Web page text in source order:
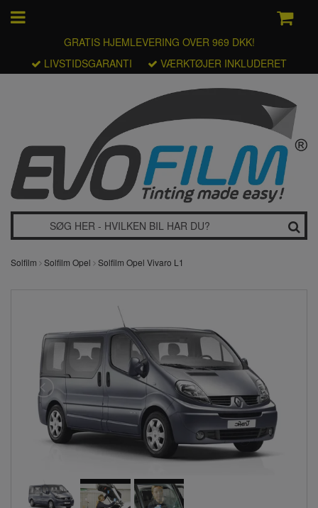
GRATIS HJEMLEVERING OVER 969 DKK!
LIVSTIDSGARANTI
VÆRKTØJER INKLUDERET
Solfilm Solfilm Opel Solfilm Opel Vivaro L1